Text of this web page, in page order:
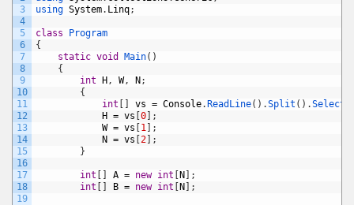
3
4
5
6
7
8
9
10
11
12
13
14
15
16
17
18
19
using System. Linq;
class
Program
{
static void Main( )
{
int H , W, N;
{
int [ ] vs = Console.ReadLine( ) .Split ( ) .Select
H = vs [0] ;
W = vs [1 ] ;
N = vs [2] ;
}
int [ ] A = new int [N] ;
int [ ] B = new int [N] ;